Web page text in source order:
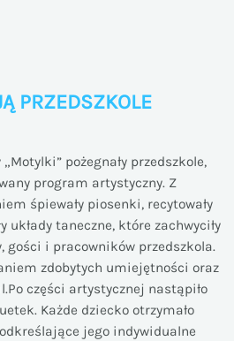
PRZEDSZKOLE
pożegnały przedszkole,
program artystyczny. Z
śpiewały piosenki, recytowały
układy taneczne, które zachwyciły
gości i pracowników przedszkola.
zdobytych umiejętności oraz
części artystycznej nastąpiło
Każde dziecko otrzymało
jego indywidualne